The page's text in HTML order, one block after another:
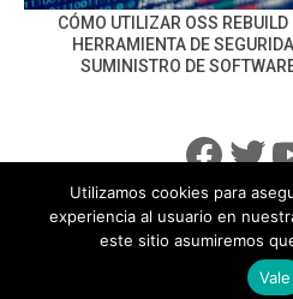
CÓMO UTILIZAR OSS
HERRAMIENTA DE
SUMINISTRO DE
info@noticiasseguridad.com
Utilizamos cookies para
experiencia al usuario en
este sitio asumiremos
Vale